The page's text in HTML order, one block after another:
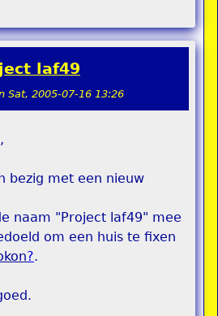
laf49
Sat, 2005-07-16 13:26
bezig met een nieuw
naam "Project laf49" mee
om een huis te fixen
?.